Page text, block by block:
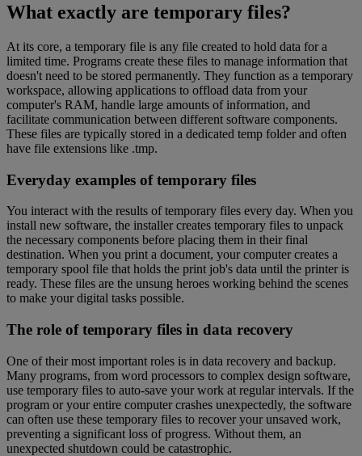
What exactly are temporary files?
At its core, a temporary file is any file created to hold data for a
limited time. Programs create these files to manage information that
doesn't need to be stored permanently. They function as a temporary
workspace, allowing applications to offload data from your
computer's RAM, handle large amounts of information, and
facilitate communication between different software components.
These files are typically stored in a dedicated temp folder and often
have file extensions like .tmp.
Everyday examples of temporary files
You interact with the results of temporary files every day. When you
install new software, the installer creates temporary files to unpack
the necessary components before placing them in their final
destination. When you print a document, your computer creates a
temporary spool file that holds the print job's data until the printer is
ready. These files are the unsung heroes working behind the scenes
to make your digital tasks possible.
The role of temporary files in data recovery
One of their most important roles is in data recovery and backup.
Many programs, from word processors to complex design software,
use temporary files to auto-save your work at regular intervals. If the
program or your entire computer crashes unexpectedly, the software
can often use these temporary files to recover your unsaved work,
preventing a significant loss of progress. Without them, an
unexpected shutdown could be catastrophic.